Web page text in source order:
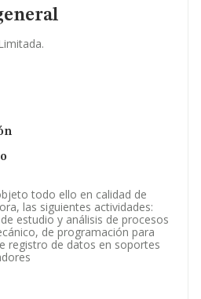
todo ello en calidad de
las siguientes actividades:
estudio y análisis de procesos
de programación para
registro de datos en soportes
registral complementaria.